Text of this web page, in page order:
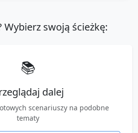
Wybierz swoją ścieżkę:
📚
dalej
scenariuszy na podobne
tematy